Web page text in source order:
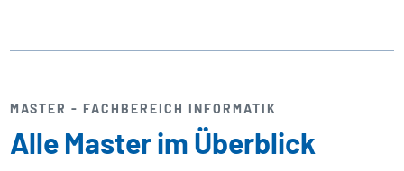
MASTER - FACHBEREICH INFORMATIK
Alle Master im Überblick